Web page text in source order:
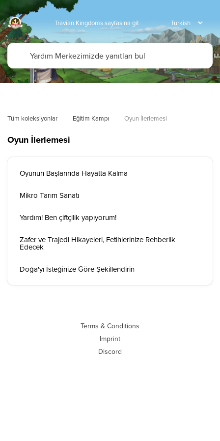
Travian Kingdoms sayfasına git
Tüm koleksiyonlar Eğitim Kampı Oyun İlerlemesi
Oyun İlerlemesi
Oyunun Başlarında Hayatta Kalma
Mikro Tarım Sanatı
Yardım! Ben çiftçilik yapıyorum!
Zafer ve Trajedi Hikayeleri, Fetihlerinize Rehberlik
Edecek
Doğa'yı İsteğinize Göre Şekillendirin
Terms & Conditions
Imprint
Discord